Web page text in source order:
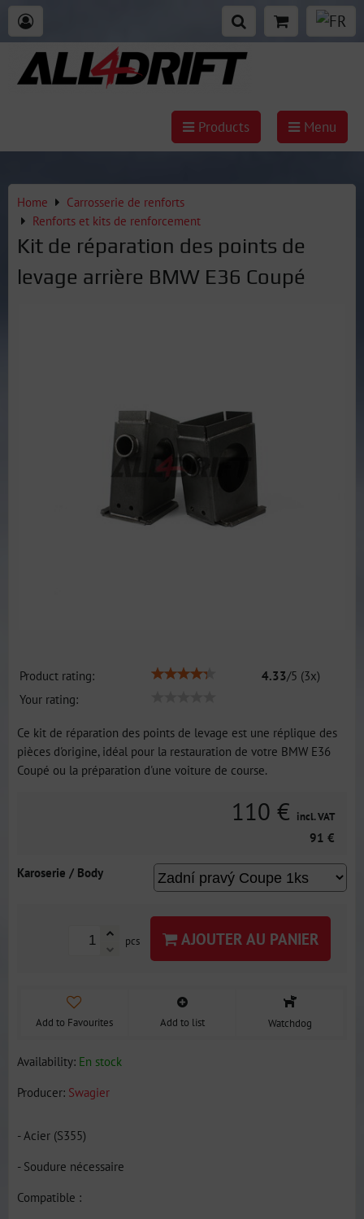
Products Menu
Home
Carrosserie de renforts
Renforts et kits de renforcement
Kit de réparation des points de
levage arrière BMW E36 Coupé
Product rating: 4.33/5 (3x)
Your rating:
Ce kit de réparation des points de levage est une réplique des
pièces d'origine, idéal pour la restauration de votre BMW E36
Coupé ou la préparation d'une voiture de course.
110 € incl. VAT
91 €
Karoserie / Body
pcs AJOUTER AU PANIER
Add to Favourites Add to list Watchdog
Availability: En stock
Producer: Swagier
- Acier (S355)
- Soudure nécessaire
Compatible :